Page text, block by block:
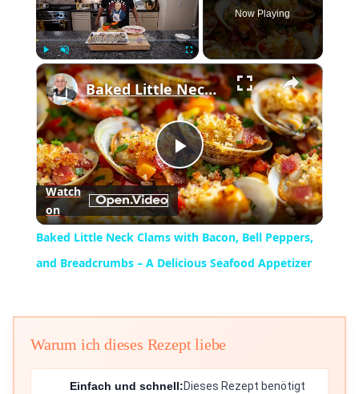
Play Unmute Fullscreen
Now Playing
×
Play
Video
Baked Little Neck Clams with Bacon, Bell Peppers, and Breadcrumbs – A Delicious Seafood Appetizer
Watch
on
Baked Little Neck Clams with Bacon, Bell Peppers,
and Breadcrumbs – A Delicious Seafood Appetizer
Warum ich dieses Rezept liebe
Einfach und schnell:Dieses Rezept benötigt